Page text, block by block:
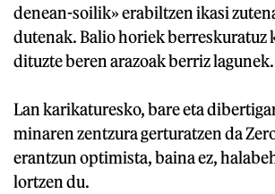
denean-soilik» erabiltzen ikasi
dutenak. Balio horiek berreskuratuz
dituzte beren arazoak berriz lagunek.
Lan karikaturesko, bare eta
minaren zentzura gerturatzen da
erantzun optimista, baina ez,
lortzen du.